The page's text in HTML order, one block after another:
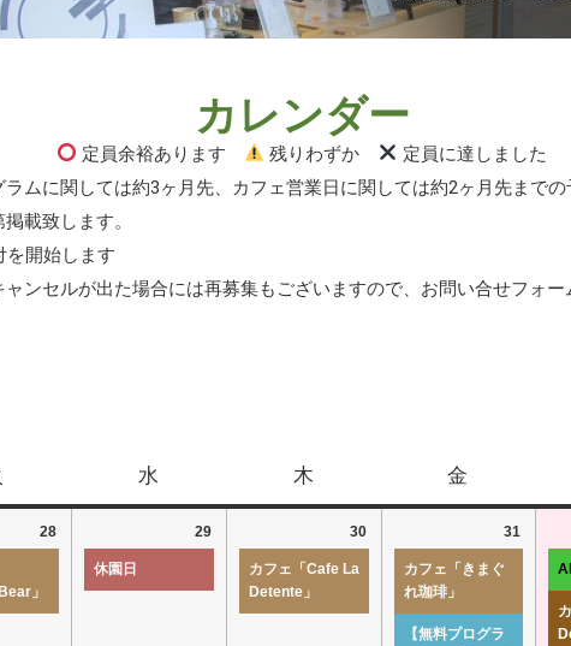
カレンダー
定員余裕あります 残りわずか
定員に達しました
ムに関しては約3ヶ月先、カフェ営業日に関しては約2ヶ月先まで
載致します。
開始します
ンセルが出た場合には再募集もございますので、お問い合せフォ
水 木 金
28
」
29
休園日
30
カフェ「Cafe La
Detente」
31
カフェ「きまぐ
れ珈琲」
【無料プログラ